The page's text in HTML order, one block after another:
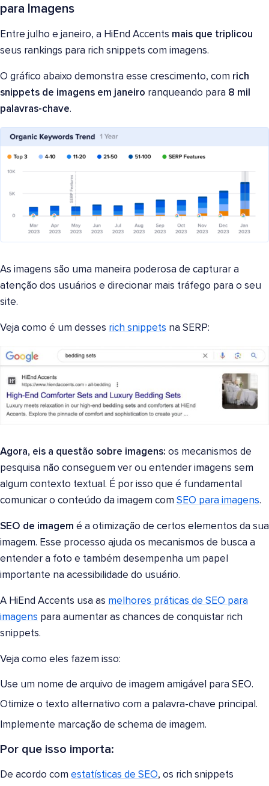
para Imagens
Entre julho e janeiro, a HiEnd Accents mais que triplicou
seus rankings para rich snippets com imagens.
O gráfico abaixo demonstra esse crescimento, com rich
snippets de imagens em janeiro ranqueando para 8 mil
palavras-chave.
As imagens são uma maneira poderosa de capturar a
atenção dos usuários e direcionar mais tráfego para o seu
site.
Veja como é um desses rich snippets na SERP:
Agora, eis a questão sobre imagens: os mecanismos de
pesquisa não conseguem ver ou entender imagens sem
algum contexto textual. É por isso que é fundamental
comunicar o conteúdo da imagem com SEO para imagens.
SEO de imagem é a otimização de certos elementos da sua
imagem. Esse processo ajuda os mecanismos de busca a
entender a foto e também desempenha um papel
importante na acessibilidade do usuário.
A HiEnd Accents usa as melhores práticas de SEO para
imagens para aumentar as chances de conquistar rich
snippets.
Veja como eles fazem isso:
Use um nome de arquivo de imagem amigável para SEO.
Otimize o texto alternativo com a palavra-chave principal.
Implemente marcação de schema de imagem.
Por que isso importa:
De acordo com estatísticas de SEO, os rich snippets